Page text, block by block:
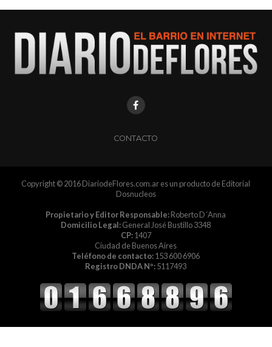
CONTACTO
Copyright © 2016 DiariodeFlores.com.ar es un producto de Editorial
Dosnucleos
Propietario y Editor Responsable:Roberto D´Anna
Domicilio Legal:General José Bustillo 3348
CP:1407
Ciudad de Buenos Aires
Teléfono de contacto:153 600 6906
Registro DNDA Nº:5117493